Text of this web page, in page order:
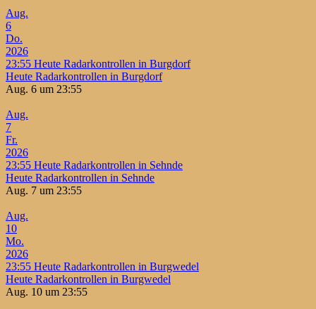
Aug.
6
Do.
2026
23:55 Heute Radarkontrollen in Burgdorf
Heute Radarkontrollen in Burgdorf
Aug. 6 um 23:55
Aug.
7
Fr.
2026
23:55 Heute Radarkontrollen in Sehnde
Heute Radarkontrollen in Sehnde
Aug. 7 um 23:55
Aug.
10
Mo.
2026
23:55 Heute Radarkontrollen in Burgwedel
Heute Radarkontrollen in Burgwedel
Aug. 10 um 23:55